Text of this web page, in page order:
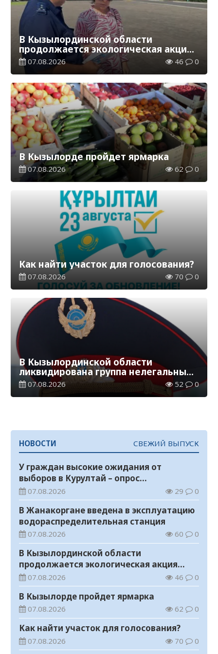
В Кызылординской области
продолжается экологическая акция
«Таза Қазақстан»
07.08.2026 46 0
В Кызылорде пройдет ярмарка
07.08.2026 62 0
Как найти участок для голосования?
07.08.2026 70 0
В Кызылординской области
ликвидирована группа нелегальных
добытчиков золота
07.08.2026 52 0
НОВОСТИ СВЕЖИЙ ВЫПУСК
У граждан высокие ожидания от
выборов в Курултай – опрос
общественного мнения
07.08.2026 29 0
В Жанакоргане введена в эксплуатацию
водораспределительная станция
07.08.2026 60 0
В Кызылординской области
продолжается экологическая акция
«Таза Қазақстан»
07.08.2026 46 0
В Кызылорде пройдет ярмарка
07.08.2026 62 0
Как найти участок для голосования?
07.08.2026 70 0